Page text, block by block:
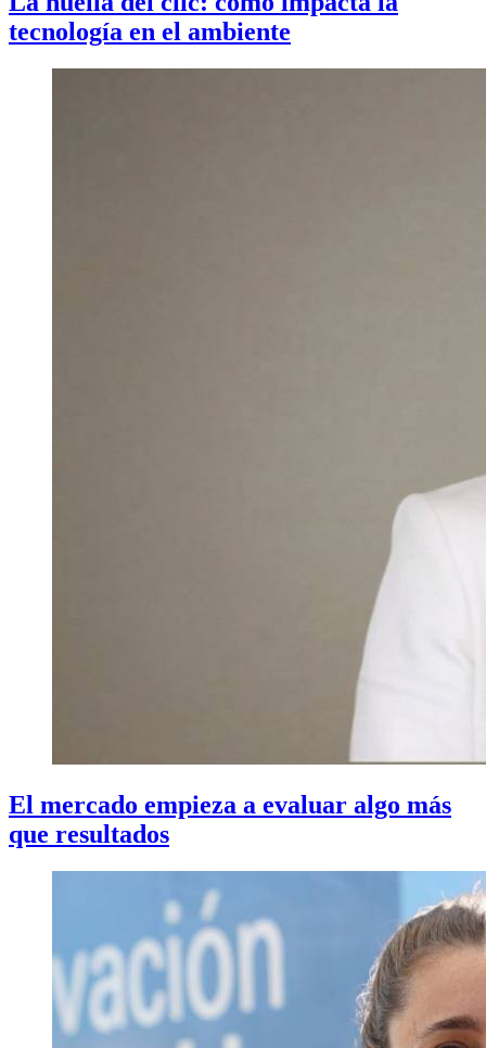
tecnología en el ambiente
El mercado empieza a evaluar algo más
que resultados